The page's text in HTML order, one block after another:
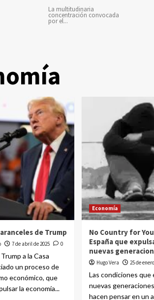
La multitudinaria
concentración convocada
por el...
de Trump
7 de abril de 2025 0
a la Casa
un proceso de
económico, que
la economía...
Economía
No Country for
España que
nuevas
Hugo Vera 25 de
Las condiciones que
nuevas
hacen pensar en un